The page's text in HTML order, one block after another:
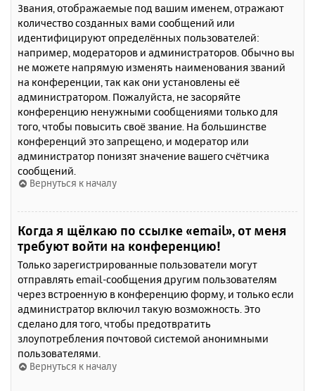
Звания, отображаемые под вашим именем, отражают
количество созданных вами сообщений или
идентифицируют определённых пользователей:
например, модераторов и администраторов. Обычно вы
не можете напрямую изменять наименования званий
на конференции, так как они установлены её
администратором. Пожалуйста, не засоряйте
конференцию ненужными сообщениями только для
того, чтобы повысить своё звание. На большинстве
конференций это запрещено, и модератор или
администратор понизят значение вашего счётчика
сообщений.
Вернуться к началу
Когда я щёлкаю по ссылке «email», от меня
требуют войти на конференцию!
Только зарегистрированные пользователи могут
отправлять email-сообщения другим пользователям
через встроенную в конференцию форму, и только если
администратор включил такую возможность. Это
сделано для того, чтобы предотвратить
злоупотребления почтовой системой анонимными
пользователями.
Вернуться к началу